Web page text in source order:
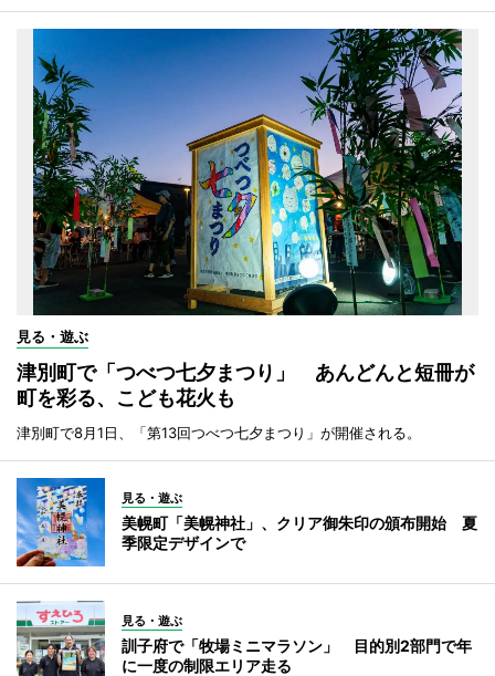
見る・遊ぶ
津別町で「つべつ七夕まつり」 あんどんと短冊が
町を彩る、こども花火も
津別町で8月1日、「第13回つべつ七夕まつり」が開催される。
見る・遊ぶ
美幌町「美幌神社」、クリア御朱印の頒布開始 夏
季限定デザインで
見る・遊ぶ
訓子府で「牧場ミニマラソン」 目的別2部門で年
に一度の制限エリア走る